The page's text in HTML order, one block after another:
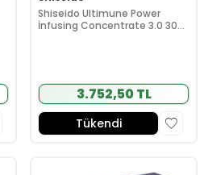
Shiseido Ultimune Power
İnfusing Concentrate 3.0 30
3.752,50 TL
Tükendi